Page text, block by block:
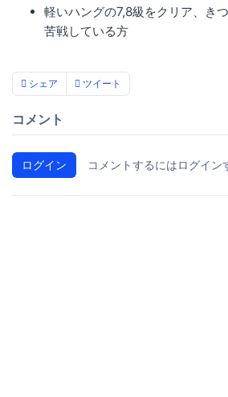
軽いハングの7,8級をクリア、き
苦戦している方
シェア ツイート
コメント
ログイン コメントするにはログイン